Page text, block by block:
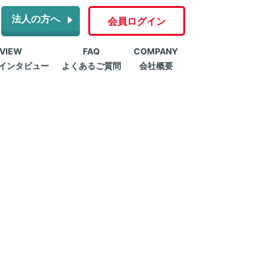
法人の方へ 会員ログイン
ンタビュー
FAQ
よくあるご質問
COMPANY
会社概要